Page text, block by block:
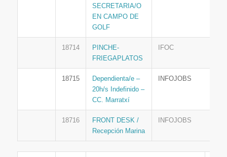
SECRETARIA/O
EN CAMPO DE
GOLF
18714
PINCHE-
FRIEGAPLATOS
IFOC
18715
Dependienta/e –
20h/s Indefinido –
CC. Marratxí
INFOJOBS
18716
FRONT DESK /
Recepción Marina
INFOJOBS